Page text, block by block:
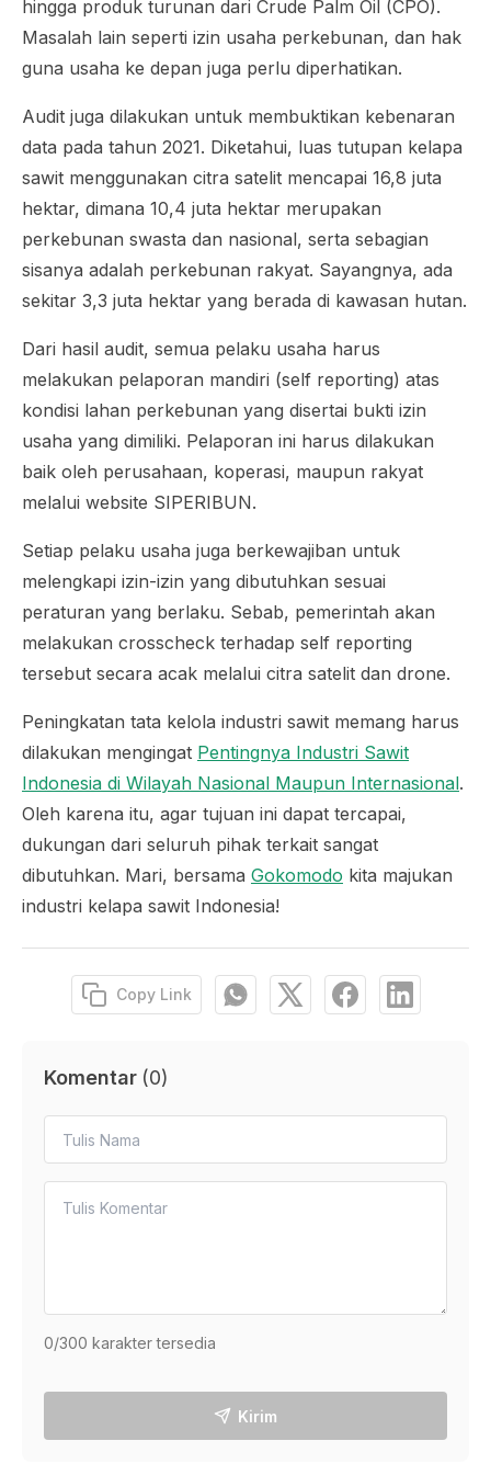
hingga produk turunan dari Crude Palm Oil (CPO).
Masalah lain seperti izin usaha perkebunan, dan hak
guna usaha ke depan juga perlu diperhatikan.
Audit juga dilakukan untuk membuktikan kebenaran
data pada tahun 2021. Diketahui, luas tutupan kelapa
sawit menggunakan citra satelit mencapai 16,8 juta
hektar, dimana 10,4 juta hektar merupakan
perkebunan swasta dan nasional, serta sebagian
sisanya adalah perkebunan rakyat. Sayangnya, ada
sekitar 3,3 juta hektar yang berada di kawasan hutan.
Dari hasil audit, semua pelaku usaha harus
melakukan pelaporan mandiri (self reporting) atas
kondisi lahan perkebunan yang disertai bukti izin
usaha yang dimiliki. Pelaporan ini harus dilakukan
baik oleh perusahaan, koperasi, maupun rakyat
melalui website SIPERIBUN.
Setiap pelaku usaha juga berkewajiban untuk
melengkapi izin-izin yang dibutuhkan sesuai
peraturan yang berlaku. Sebab, pemerintah akan
melakukan crosscheck terhadap self reporting
tersebut secara acak melalui citra satelit dan drone.
Peningkatan tata kelola industri sawit memang harus
dilakukan mengingat Pentingnya Industri Sawit
Indonesia di Wilayah Nasional Maupun Internasional.
Oleh karena itu, agar tujuan ini dapat tercapai,
dukungan dari seluruh pihak terkait sangat
dibutuhkan. Mari, bersama Gokomodo kita majukan
industri kelapa sawit Indonesia!
Copy Link
Komentar (0)
0/300 karakter tersedia
Kirim